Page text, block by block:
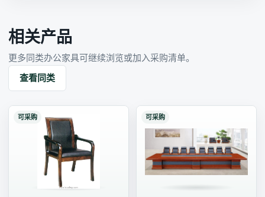
相关产品
更多同类办公家具可继续浏览或加入采购清单。
查看同类
可采购 可采购